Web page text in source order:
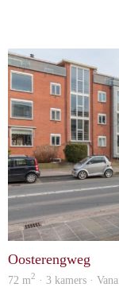
Oosterengweg
72 m2 · 3 kamers ·